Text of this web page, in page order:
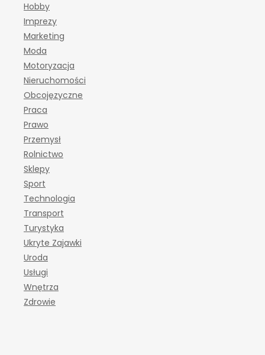
Hobby
Imprezy
Marketing
Moda
Motoryzacja
Nieruchomości
Obcojęzyczne
Praca
Prawo
Przemysł
Rolnictwo
Sklepy
Sport
Technologia
Transport
Turystyka
Ukryte Zajawki
Uroda
Usługi
Wnętrza
Zdrowie